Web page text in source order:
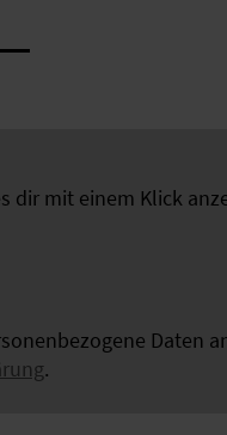
dir mit einem Klick
Daten
.